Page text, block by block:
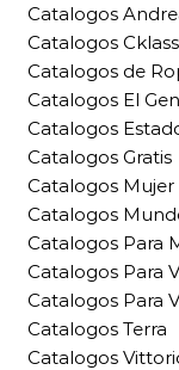
Catalogos
Catalogos Cklass
Catalogos de
Catalogos El
Catalogos
Catalogos Gratis
Catalogos
Catalogos
Catalogos Para
Catalogos Para
Catalogos Para
Catalogos Terra
Catalogos